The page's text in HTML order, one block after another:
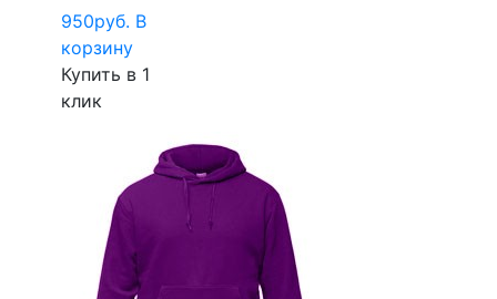
950руб. В
корзину
Купить в 1
клик